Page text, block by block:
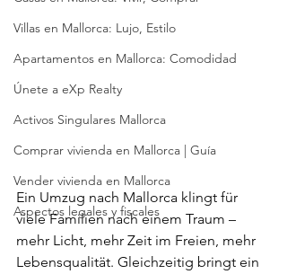
Villas en Mallorca: Lujo, Estilo
Apartamentos en Mallorca: Comodidad
Únete a eXp Realty
Activos Singulares Mallorca
Comprar vivienda en Mallorca | Guía
Vender vivienda en Mallorca
Aspectos legales y fiscales
Ein Umzug nach Mallorca klingt für
viele Familien nach einem Traum –
mehr Licht, mehr Zeit im Freien, mehr
Lebensqualität. Gleichzeitig bringt ein